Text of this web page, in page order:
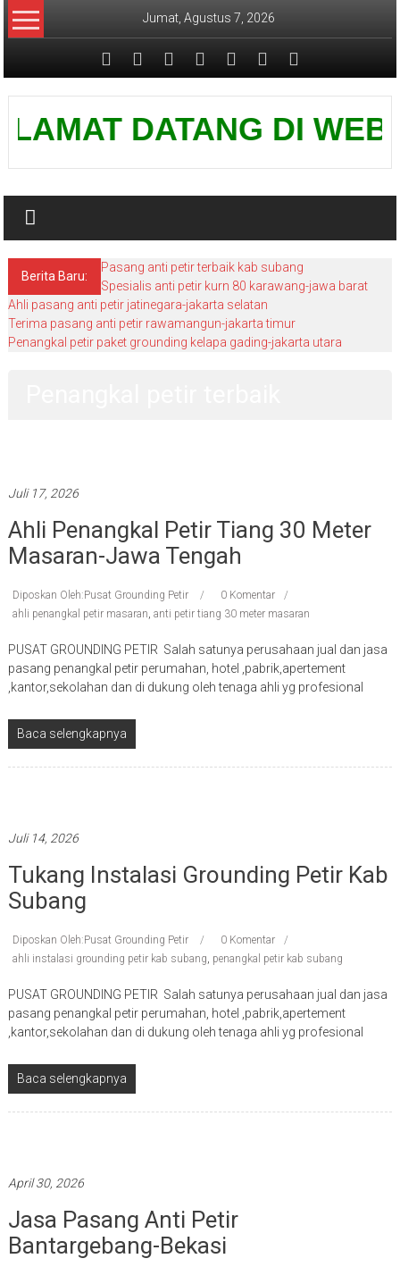
Lompat
ke
Jumat, Agustus 7, 2026
Pusat
GroundingDATANG DI
Berita Baru:
Pasang anti petir terbaik kab subang
Spesialis anti petir kurn 80 karawang-jawa barat
Ahli pasang anti petir jatinegara-jakarta selatan
Terima pasang anti petir rawamangun-jakarta timur
Penangkal petir paket grounding kelapa gading-jakarta utara
Juli 17, 2026
Ahli Penangkal Petir Tiang 30 Meter
Masaran-Jawa Tengah
Diposkan Oleh:Pusat Grounding Petir
0 Komentar
ahli penangkal petir masaran, anti petir tiang 30 meter masaran
PUSAT GROUNDING PETIR Salah satunya perusahaan jual dan jasa
pasang penangkal petir perumahan, hotel ,pabrik,apertement
,kantor,sekolahan dan di dukung oleh tenaga ahli yg profesional
Baca selengkapnya
Juli 14, 2026
Tukang Instalasi Grounding Petir Kab
Subang
Diposkan Oleh:Pusat Grounding Petir
0 Komentar
ahli instalasi grounding petir kab subang, penangkal petir kab subang
PUSAT GROUNDING PETIR Salah satunya perusahaan jual dan jasa
pasang penangkal petir perumahan, hotel ,pabrik,apertement
,kantor,sekolahan dan di dukung oleh tenaga ahli yg profesional
Baca selengkapnya
April 30, 2026
Jasa Pasang Anti Petir
Bantargebang-Bekasi